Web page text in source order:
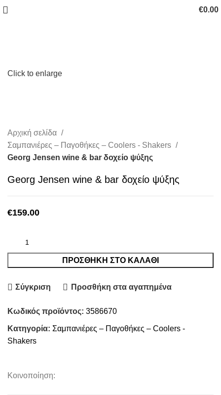
€0.00
Click to enlarge
Αρχική σελίδα
Σαμπανιέρες – Παγοθήκες – Coolers - Shakers
Georg Jensen wine & bar δοχείο ψύξης
Georg Jensen wine & bar δοχείο ψύξης
€159.00
ΠΡΟΣΘΉΚΗ ΣΤΟ ΚΑΛΆΘΙ
Σύγκριση Προσθήκη στα αγαπημένα
Κωδικός προϊόντος: 3586670
Κατηγορία: Σαμπανιέρες – Παγοθήκες – Coolers -
Shakers
Κοινοποίηση: